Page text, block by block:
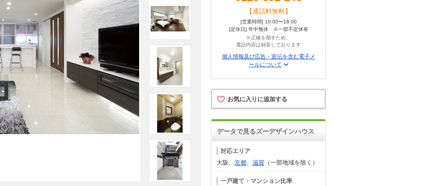
【通話料無料】
[営業時間] 10:00〜18:00
[定休日] 年中無休 ※一部不定休有
※正確を期すため、
電話内容は録音しております
個人情報及び広告・宣伝を含む電子メ
ールについて
お気に入りに追加する
データで見るズーデザインハウス
対応エリア
大阪、 京都、 滋賀 （一部地域を除く）
一戸建て・マンション比率